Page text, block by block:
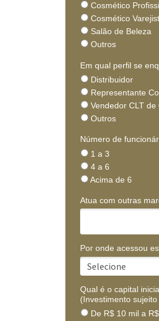
Cosmético
Cosmético
Salão de Beleza
Outros
Em qual perfil se
Distribuidor
Representante
Vendedor CLT de
Outros
Número de
1 a 3
4 a 6
Acima de 6
Atua com outras
Por onde acessou
Qual é o capital
(Investimento
De R$ 10 mil a